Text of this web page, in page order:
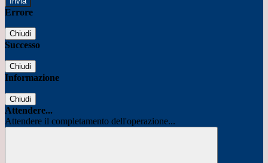
Errore
Chiudi
Successo
Chiudi
Informazione
Chiudi
Attendere...
Attendere il completamento dell'operazione...